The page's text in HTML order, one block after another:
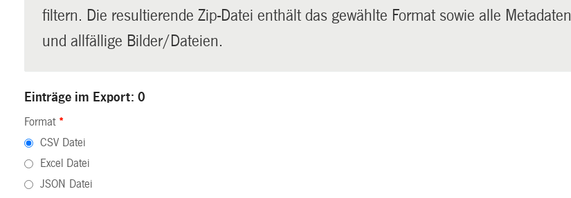
filtern. Die resultierende Zip-Datei enthält das gewählte Format sowie alle Metadaten
und allfällige Bilder/Dateien.
Einträge im Export: 0
Format *
CSV Datei
Excel Datei
JSON Datei